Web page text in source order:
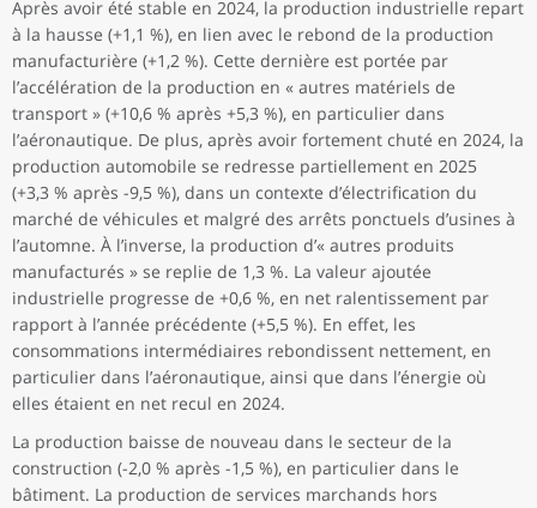
(contribution à
la croissance)
-0,4 -0,4 0,5 6,8 0,0
Exportations 2,5 3,2 2,3 1 009,4 -1,1
Après avoir été stable en 2024, la production industrielle repart
à la hausse (+1,1 %), en lien avec le rebond de la production
manufacturière (+1,2 %). Cette dernière est portée par
l’accélération de la production en « autres matériels de
transport » (+10,6 % après +5,3 %), en particulier dans
l’aéronautique. De plus, après avoir fortement chuté en 2024, la
production automobile se redresse partiellement en 2025
(+3,3 % après -9,5 %), dans un contexte d’électrification du
marché de véhicules et malgré des arrêts ponctuels d’usines à
l’automne. À l’inverse, la production d’« autres produits
manufacturés » se replie de 1,3 %. La valeur ajoutée
industrielle progresse de +0,6 %, en net ralentissement par
rapport à l’année précédente (+5,5 %). En effet, les
consommations intermédiaires rebondissent nettement, en
particulier dans l’aéronautique, ainsi que dans l’énergie où
elles étaient en net recul en 2024.
La production baisse de nouveau dans le secteur de la
construction (-2,0 % après -1,5 %), en particulier dans le
bâtiment. La production de services marchands hors